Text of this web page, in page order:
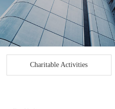
Charitable Activities